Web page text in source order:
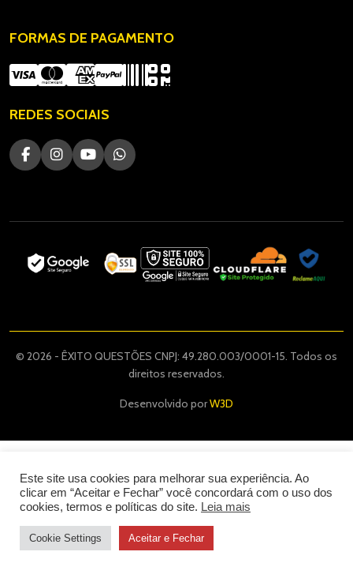
R$49,90
FORMAS DE PAGAMENTO
REDES SOCIAIS
© 2026 - ÊXITO QUESTÕES CNPJ: 49.280.003/0001-15. Todos os
direitos reservados.
Desenvolvido porW3D
Este site usa cookies para melhorar sua experiência. Ao
clicar em “Aceitar e Fechar” você concordará com o uso dos
cookies, termos e políticas do site. Leia mais
Cookie Settings Aceitar e Fechar